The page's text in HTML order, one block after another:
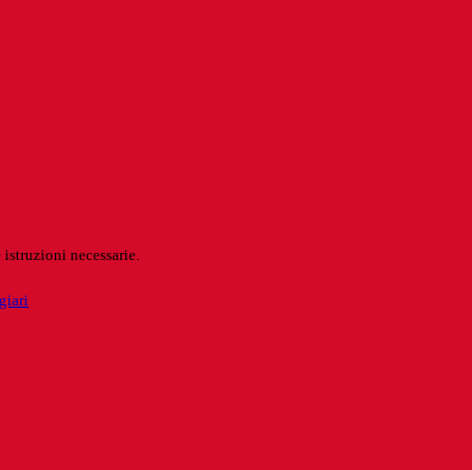
necessarie.